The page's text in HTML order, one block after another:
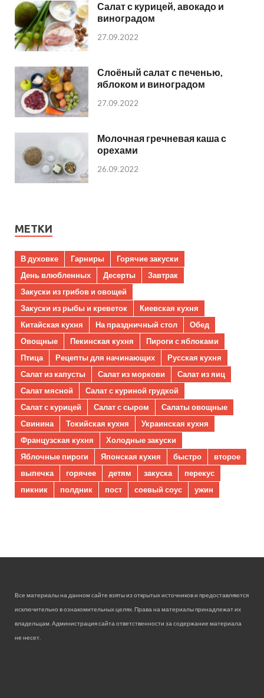
Салат с курицей, авокадо и
виноградом
27.09.2022
Слоёный салат с печенью,
яблоком и виноградом
27.09.2022
Молочная гречневая каша с
орехами
26.09.2022
МЕТКИ
В духовке Гарниры
Горячие закуски
День влюбленных
Десерты
Завтрак
Закуски из грибов и овощей
Закуски из рыбы и креветок
Киевская кухня
Китайская кухня
На праздничный стол
Обед
Овощные
Пекинская кухня
Пироги с яблоками
Птица
Рецепты для начинающих
Русская кухня
Салат из капусты
Салат из моркови
Салат из яиц
Салат мясной
Салат с куриной грудкой
Салат с курицей
Салат с сыром
Салаты овощные
Свинина
Токийская кухня
Украинская кухня
Французская кухня
Холодные закуски
Яблочные пироги
Японская кухня быстро
второе
выпечка
горячее детям закуска
перекус
пикник
полдник пост соевый соус ужин
Все материалы на данном сайте взяты из открытых источников и предоставляются
исключительно в ознакомительных целях. Права на материалы принадлежат их
владельцам. Администрация сайта ответственности за содержание материала
не несет.